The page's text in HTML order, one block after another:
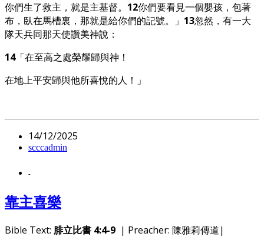
你們生了救主，就是主基督。 12你們要看見一個嬰孩，包著
布，臥在馬槽裏，那就是給你們的記號。」 13忽然，有一大
隊天兵同那天使讚美神說：
14「在至高之處榮耀歸與神！
在地上平安歸與他所喜悅的人！」
14/12/2025
scccadmin
-
靠主喜樂
Bible Text: 腓立比書 4:4-9 | Preacher: 陳雅莉傳道|